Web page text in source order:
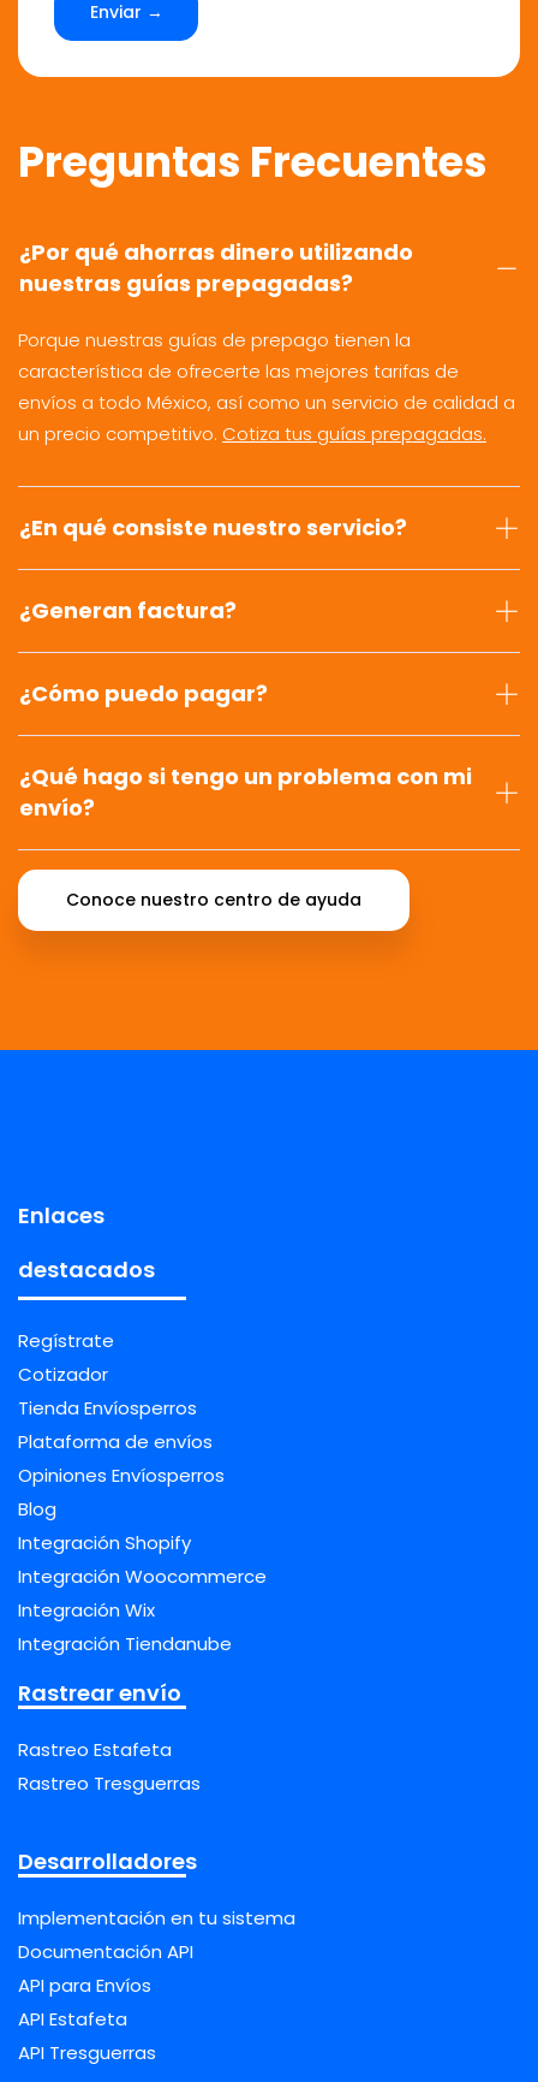
Enviar →
Preguntas Frecuentes
¿Por qué ahorras dinero utilizando
nuestras guías prepagadas?
Porque nuestras guías de prepago tienen la
característica de ofrecerte las mejores tarifas de
envíos a todo México, así como un servicio de calidad a
un precio competitivo. Cotiza tus guías prepagadas.
¿En qué consiste nuestro servicio?
¿Generan factura?
¿Cómo puedo pagar?
¿Qué hago si tengo un problema con mi
envío?
Conoce nuestro centro de ayuda
Enlaces
destacados
Regístrate
Cotizador
Tienda Envíosperros
Plataforma de envíos
Opiniones Envíosperros
Blog
Integración Shopify
Integración Woocommerce
Integración Wix
Integración Tiendanube
Rastrear envío
Rastreo Estafeta
Rastreo Tresguerras
Desarrolladores
Implementación en tu sistema
Documentación API
API para Envíos
API Estafeta
API Tresguerras